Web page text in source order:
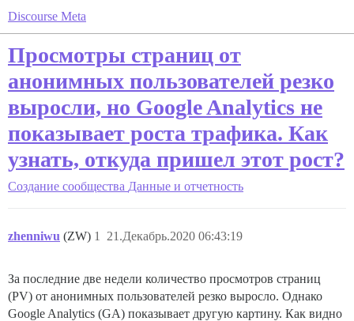
Discourse Meta
Просмотры страниц от
анонимных пользователей резко
выросли, но Google Analytics не
показывает роста трафика. Как
узнать, откуда пришел этот рост?
Создание сообщества Данные и отчетность
zhenniwu (ZW) 21.Декабрь.2020 06:43:19
1
За последние две недели количество просмотров страниц
(PV) от анонимных пользователей резко выросло. Однако
Google Analytics (GA) показывает другую картину. Как видно